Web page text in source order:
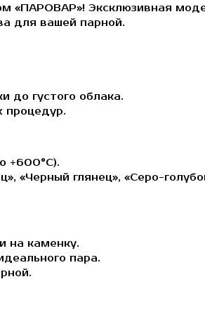
«ПАРОВАР»! Эксклюзивная
для вашей парной.
до густого облака.
процедур.
+600°C).
«Черный глянец», «Серо-
на каменку.
пара.